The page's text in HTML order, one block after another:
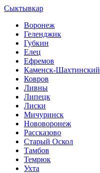
Сыктывкар
Воронеж
Геленджик
Губкин
Елец
Ефремов
Каменск-Шахтинский
Ковров
Ливны
Липецк
Лиски
Мичуринск
Нововоронеж
Рассказово
Старый Оскол
Тамбов
Темрюк
Ухта